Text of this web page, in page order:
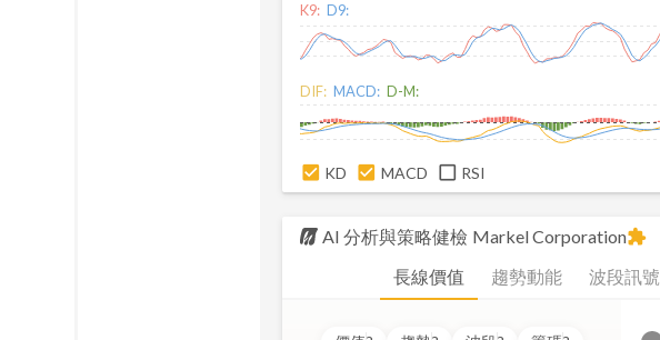
K9: D9:
DIF: MACD: D-M:
KD MACD RSI
AI 分析與策略健檢 Markel Corporationextension
長線價值 趨勢動能 波段訊號